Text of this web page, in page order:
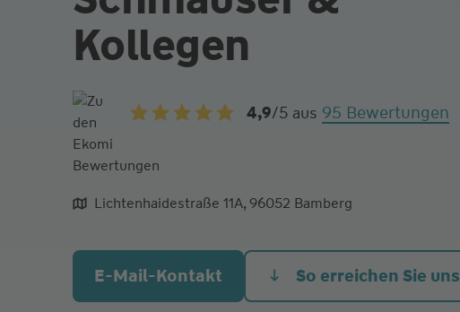
Kollegen
4,9/5 aus 95 Bewertungen
aliqua culpa cillum ullamco
Lichtenhaidestraße 11A, 96052 Bamberg
E-Mail-Kontakt So erreichen Sie uns